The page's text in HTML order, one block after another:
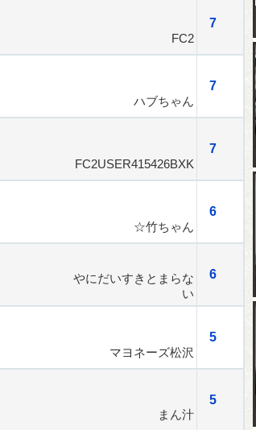
7
FC2
7
ハブちゃん
7
FC2USER415426BXK
6
☆竹ちゃん
6
やにだいすきとまらな
い
5
マヨネーズ松沢
5
まん汁